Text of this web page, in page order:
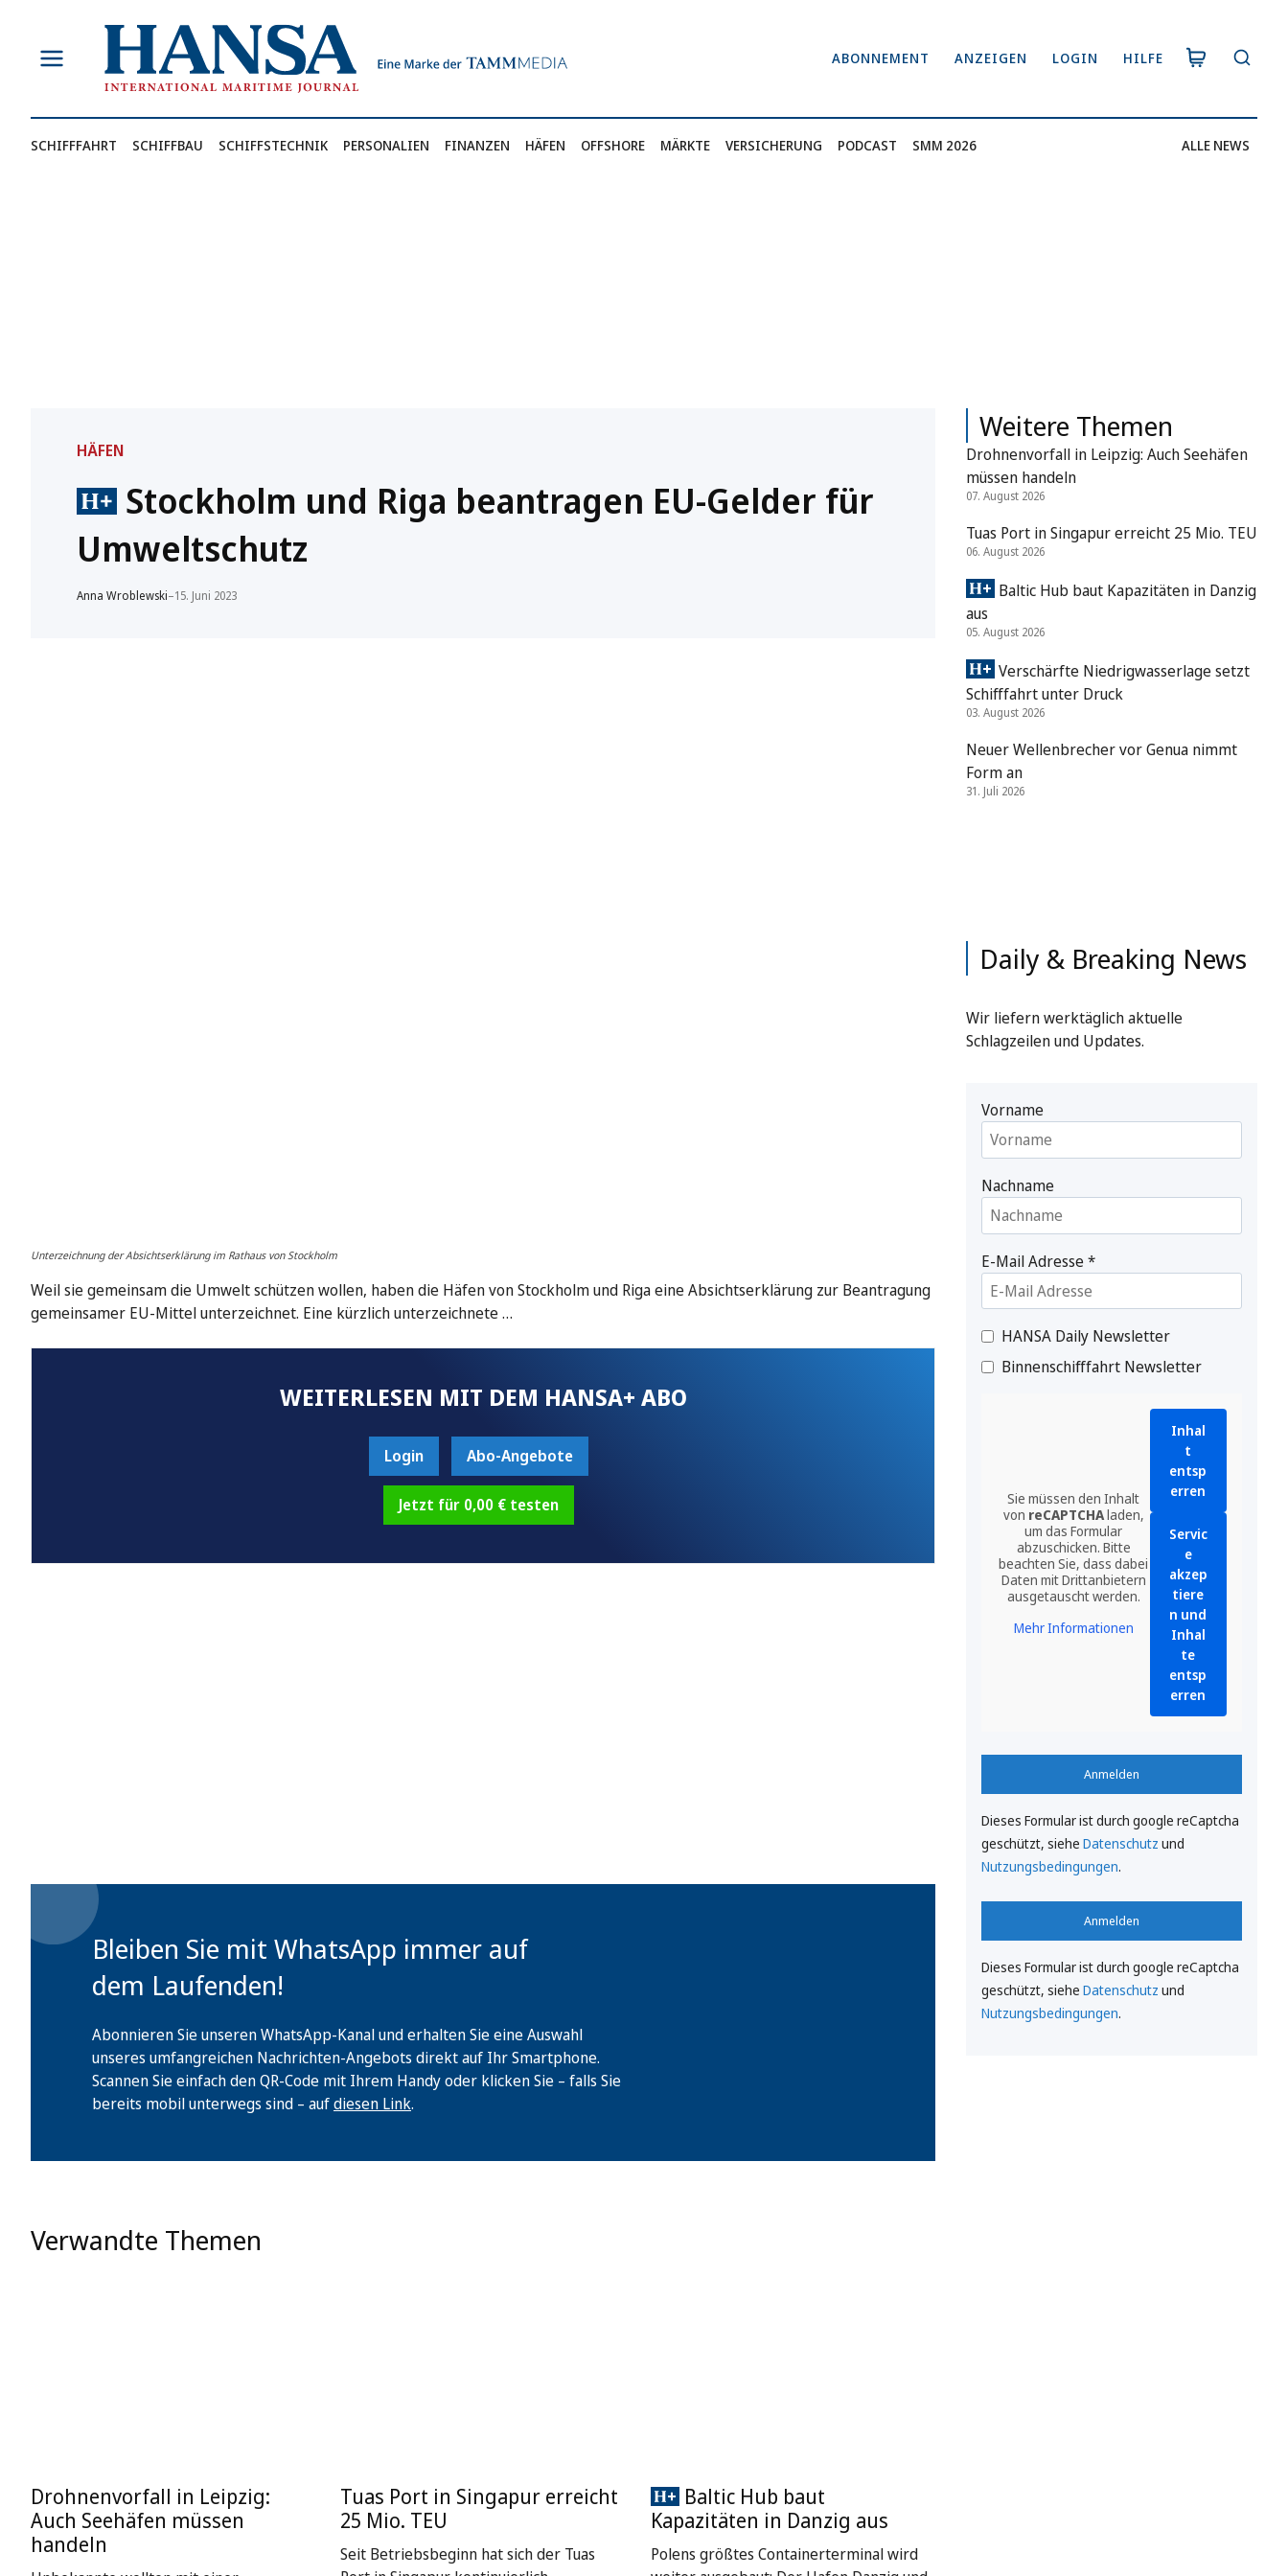
springen
ABONNEMENT ANZEIGEN LOGIN HILFE
SCHIFFFAHRT SCHIFFBAU SCHIFFSTECHNIK PERSONALIEN FINANZEN HÄFEN OFFSHORE MÄRKTE VERSICHERUNG PODCAST SMM 2026 ALLE NEWS
HÄFEN
Stockholm und Riga beantragen EU-Gelder für
Umweltschutz
Anna Wroblewski–15. Juni 2023
Unterzeichnung der Absichtserklärung im Rathaus von Stockholm
Weil sie gemeinsam die Umwelt schützen wollen, haben die Häfen von Stockholm und Riga eine Absichtserklärung zur Beantragung
gemeinsamer EU-Mittel unterzeichnet. Eine kürzlich unterzeichnete …
WEITERLESEN MIT DEM HANSA+ ABO
Login Abo-Angebote
Jetzt für 0,00 € testen
Bleiben Sie mit WhatsApp immer auf
dem Laufenden!
Abonnieren Sie unseren WhatsApp-Kanal und erhalten Sie eine Auswahl
unseres umfangreichen Nachrichten-Angebots direkt auf Ihr Smartphone.
Scannen Sie einfach den QR-Code mit Ihrem Handy oder klicken Sie – falls Sie
bereits mobil unterwegs sind – aufdiesen Link.
Verwandte Themen
Drohnenvorfall in Leipzig:
Auch Seehäfen müssen
handeln
Tuas Port in Singapur erreicht
25 Mio. TEU
Seit Betriebsbeginn hat sich der Tuas
Baltic Hub baut
Kapazitäten in Danzig aus
Polens größtes Containerterminal wird
Weitere Themen
Drohnenvorfall in Leipzig: Auch Seehäfen
müssen handeln
07. August 2026
Tuas Port in Singapur erreicht 25 Mio. TEU
06. August 2026
Baltic Hub baut Kapazitäten in Danzig
aus
05. August 2026
Verschärfte Niedrigwasserlage setzt
Schifffahrt unter Druck
03. August 2026
Neuer Wellenbrecher vor Genua nimmt
Form an
31. Juli 2026
Daily & Breaking News
Wir liefern werktäglich aktuelle
Schlagzeilen und Updates.
Vorname
Nachname
E-Mail Adresse*
HANSA Daily Newsletter
Binnenschifffahrt Newsletter
Sie müssen den Inhalt
von reCAPTCHAladen,
um das Formular
abzuschicken. Bitte
beachten Sie, dass dabei
Daten mit Drittanbietern
ausgetauscht werden.
Mehr Informationen
Inhal
t
entsp
erren
Servic
e
akzep
tiere
n und
Inhal
te
entsp
erren
Anmelden
Dieses Formular ist durch google reCaptcha
geschützt, siehe Datenschutz und
Nutzungsbedingungen.
Anmelden
Dieses Formular ist durch google reCaptcha
geschützt, siehe Datenschutz und
Nutzungsbedingungen.